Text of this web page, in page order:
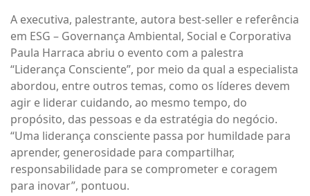
A executiva, palestrante, autora best-seller e referência
em ESG – Governança Ambiental, Social e Corporativa
Paula Harraca abriu o evento com a palestra
“Liderança Consciente”, por meio da qual a especialista
abordou, entre outros temas, como os líderes devem
agir e liderar cuidando, ao mesmo tempo, do
propósito, das pessoas e da estratégia do negócio.
“Uma liderança consciente passa por humildade para
aprender, generosidade para compartilhar,
responsabilidade para se comprometer e coragem
para inovar”, pontuou.